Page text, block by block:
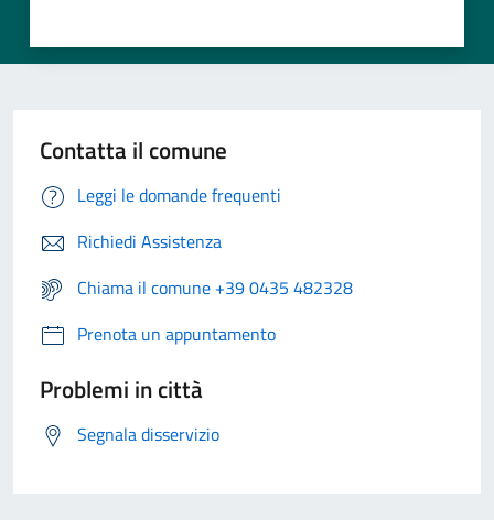
Contatta il comune
Leggi le domande frequenti
Richiedi Assistenza
Chiama il comune +39 0435 482328
Prenota un appuntamento
Problemi in città
Segnala disservizio